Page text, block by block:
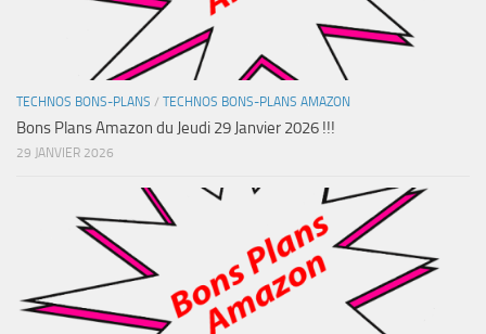
TECHNOS BONS-PLANS / TECHNOS BONS-PLANS AMAZON
Bons Plans Amazon du Jeudi 29 Janvier 2026 !!!
29 JANVIER 2026